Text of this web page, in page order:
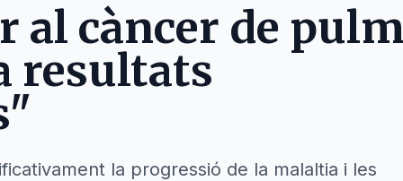
al càncer de
resultats
la progressió de la malaltia i les